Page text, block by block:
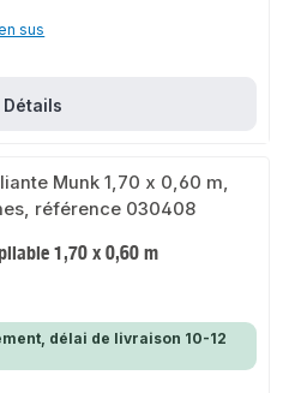
sus
Détails
1,70 x 0,60 m
délai de livraison 10-12